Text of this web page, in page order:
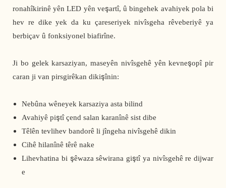
ronahîkirinê yên LED yên veşartî, û bingehek avahiyek pola bi
hev re dike yek da ku çareseriyek nivîsgeha rêveberiyê ya
berbiçav û fonksiyonel biafirîne.
Ji bo gelek karsaziyan, maseyên nivîsgehê yên kevneşopî pir
caran ji van pirsgirêkan dikişînin:
Nebûna wêneyek karsaziya asta bilind
Avahiyê piştî çend salan karanînê sist dibe
Têlên tevlihev bandorê li jîngeha nivîsgehê dikin
Cihê hilanînê têrê nake
Lihevhatina bi şêwaza sêwirana giştî ya nivîsgehê re dijwar
e